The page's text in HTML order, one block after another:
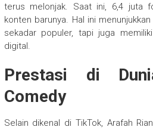
terus melonjak. Saat ini, 6,4 juta
konten barunya. Hal ini
sekadar populer, tapi juga
digital.
Prestasi di
Comedy
Selain dikenal di TikTok, Arafah